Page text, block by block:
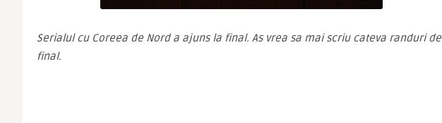
Serialul cu Coreea de Nord a ajuns la final. As vrea sa mai scriu cateva randuri de
final.